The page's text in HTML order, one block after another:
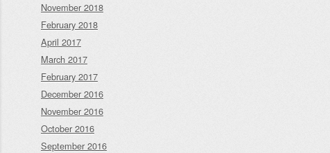
November 2018
February 2018
April 2017
March 2017
February 2017
December 2016
November 2016
October 2016
September 2016